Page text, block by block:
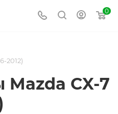
0
2012)
CX-7